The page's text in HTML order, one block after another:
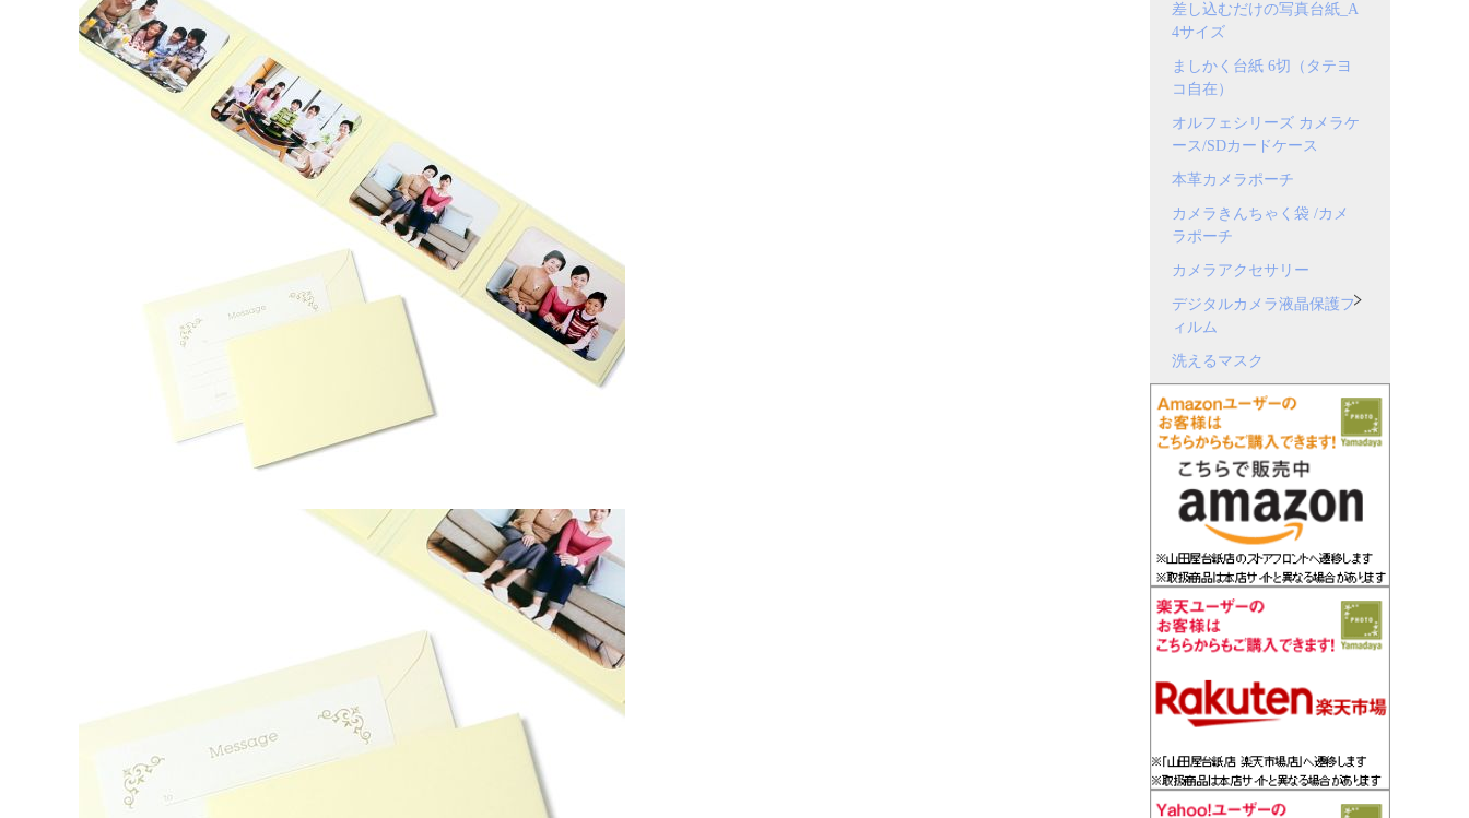
差し込むだけの写真台紙_A
4サイズ
ましかく台紙 6切（タテヨ
コ自在）
オルフェシリーズ カメラケ
ース/SDカードケース
本革カメラポーチ
カメラきんちゃく袋 /カメ
ラポーチ
カメラアクセサリー
デジタルカメラ液晶保護フ
ィルム
洗えるマスク